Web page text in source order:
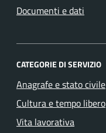
Documenti e dati
CATEGORIE DI SERVIZIO
Anagrafe e stato civile
Cultura e tempo libero
Vita lavorativa